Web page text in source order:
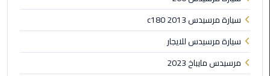
مرسي
مطروح
تاكسي
اسكندريه
سيارة مرسيدس c180 2013
سيارة مرسيدس للايجار
مرسيدس مايباخ 2023